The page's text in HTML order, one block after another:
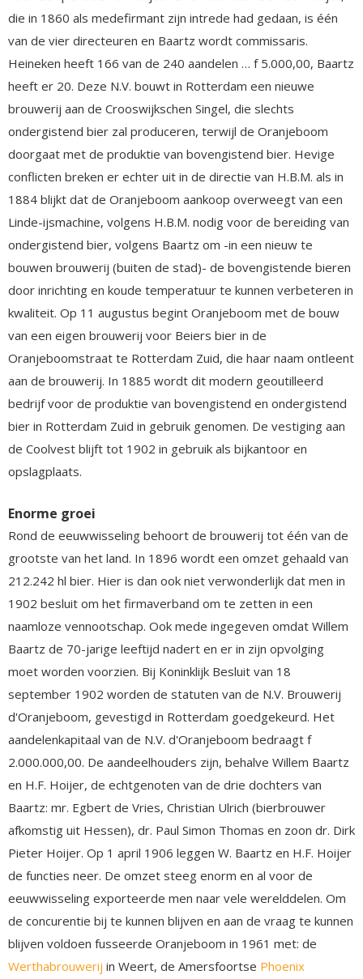
die in 1860 als medefirmant zijn intrede had gedaan, is één
van de vier directeuren en Baartz wordt commissaris.
Heineken heeft 166 van de 240 aandelen … f 5.000,00, Baartz
heeft er 20. Deze N.V. bouwt in Rotterdam een nieuwe
brouwerij aan de Crooswijkschen Singel, die slechts
ondergistend bier zal produceren, terwijl de Oranjeboom
doorgaat met de produktie van bovengistend bier. Hevige
conflicten breken er echter uit in de directie van H.B.M. als in
1884 blijkt dat de Oranjeboom aankoop overweegt van een
Linde-ijsmachine, volgens H.B.M. nodig voor de bereiding van
ondergistend bier, volgens Baartz om -in een nieuw te
bouwen brouwerij (buiten de stad)- de bovengistende bieren
door inrichting en koude temperatuur te kunnen verbeteren in
kwaliteit. Op 11 augustus begint Oranjeboom met de bouw
van een eigen brouwerij voor Beiers bier in de
Oranjeboomstraat te Rotterdam Zuid, die haar naam ontleent
aan de brouwerij. In 1885 wordt dit modern geoutilleerd
bedrijf voor de produktie van bovengistend en ondergistend
bier in Rotterdam Zuid in gebruik genomen. De vestiging aan
de Coolvest blijft tot 1902 in gebruik als bijkantoor en
opslagplaats.
Enorme groei
Rond de eeuwwisseling behoort de brouwerij tot één van de
grootste van het land. In 1896 wordt een omzet gehaald van
212.242 hl bier. Hier is dan ook niet verwonderlijk dat men in
1902 besluit om het firmaverband om te zetten in een
naamloze vennootschap. Ook mede ingegeven omdat Willem
Baartz de 70-jarige leeftijd nadert en er in zijn opvolging
moet worden voorzien. Bij Koninklijk Besluit van 18
september 1902 worden de statuten van de N.V. Brouwerij
d'Oranjeboom, gevestigd in Rotterdam goedgekeurd. Het
aandelenkapitaal van de N.V. d'Oranjeboom bedraagt f
2.000.000,00. De aandeelhouders zijn, behalve Willem Baartz
en H.F. Hoijer, de echtgenoten van de drie dochters van
Baartz: mr. Egbert de Vries, Christian Ulrich (bierbrouwer
afkomstig uit Hessen), dr. Paul Simon Thomas en zoon dr. Dirk
Pieter Hoijer. Op 1 april 1906 leggen W. Baartz en H.F. Hoijer
de functies neer. De omzet steeg enorm en al voor de
eeuwwisseling exporteerde men naar vele werelddelen. Om
de concurentie bij te kunnen blijven en aan de vraag te kunnen
blijven voldoen fusseerde Oranjeboom in 1961 met: de
Werthabrouwerij in Weert, de Amersfoortse Phoenix